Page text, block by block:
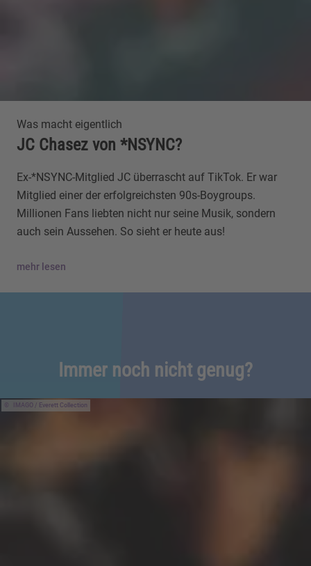
Was macht eigentlich
JC Chasez von *NSYNC?
Ex-*NSYNC-Mitglied JC überrascht auf TikTok. Er war
Mitglied einer der erfolgreichsten 90s-Boygroups.
Millionen Fans liebten nicht nur seine Musik, sondern
auch sein Aussehen. So sieht er heute aus!
mehr lesen
Immer noch nicht genug?
IMAGO / Everett Collection